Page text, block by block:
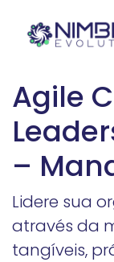
Agile
–
Lidere sua
através da
tangíveis,